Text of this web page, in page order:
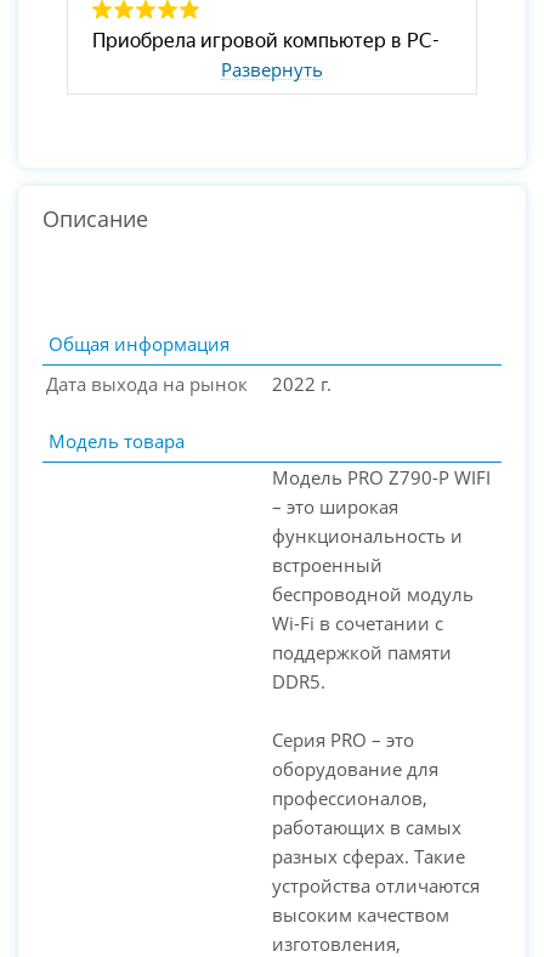
PC-Arena на карте Москвы — Яндекс Карты
Развернуть
Описание
Общая информация
Дата выхода на рынок
2022 г.
Модель товара
Модель PRO Z790-P WIFI
– это широкая
функциональность и
встроенный
беспроводной модуль
Wi-Fi в сочетании с
поддержкой памяти
DDR5.
Серия PRO – это
оборудование для
профессионалов,
работающих в самых
разных сферах. Такие
устройства отличаются
высоким качеством
изготовления,